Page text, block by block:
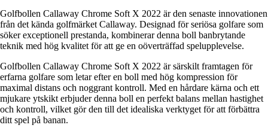
Golfbollen Callaway Chrome Soft X 2022 är den senaste innovationen
från det kända golfmärket Callaway. Designad för seriösa golfare som
söker exceptionell prestanda, kombinerar denna boll banbrytande
teknik med hög kvalitet för att ge en oöverträffad spelupplevelse.
Golfbollen Callaway Chrome Soft X 2022 är särskilt framtagen för
erfarna golfare som letar efter en boll med hög kompression för
maximal distans och noggrant kontroll. Med en hårdare kärna och ett
mjukare ytskikt erbjuder denna boll en perfekt balans mellan hastighet
och kontroll, vilket gör den till det idealiska verktyget för att förbättra
ditt spel på banan.